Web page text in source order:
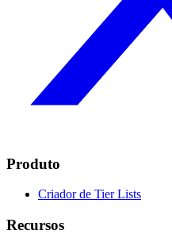
Produto
Criador de Tier Lists
Recursos